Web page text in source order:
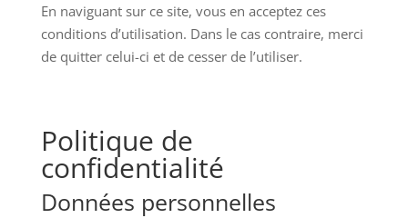
En naviguant sur ce site, vous en acceptez ces
conditions d’utilisation. Dans le cas contraire, merci
de quitter celui-ci et de cesser de l’utiliser.
Politique de
confidentialité
Données personnelles